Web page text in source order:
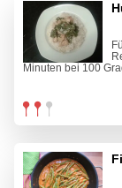
Minuten bei 100